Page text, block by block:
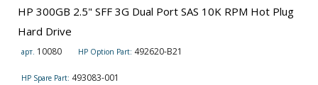
HP 300GB 2.5" SFF 3G Dual Port SAS 10K RPM Hot Plug
Hard Drive
арт. 10080 HP Option Part: 492620-B21
HP Spare Part: 493083-001